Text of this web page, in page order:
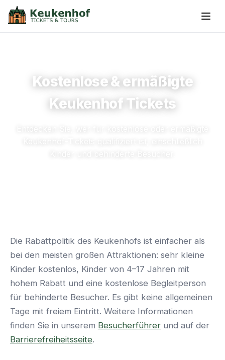
Kostenlose & ermäßigte
Keukenhof Tickets
Die Rabattpolitik des Keukenhofs ist einfacher als
bei den meisten großen Attraktionen: sehr kleine
Kinder kostenlos, Kinder von 4–17 Jahren mit
hohem Rabatt und eine kostenlose Begleitperson
für behinderte Besucher. Es gibt keine allgemeinen
Tage mit freiem Eintritt. Weitere Informationen
finden Sie in unserem Besucherführer und auf der
Barrierefreiheitsseite.